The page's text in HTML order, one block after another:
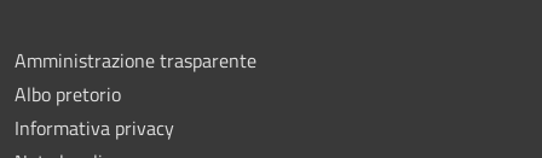
Amministrazione trasparente
Albo pretorio
Informativa privacy